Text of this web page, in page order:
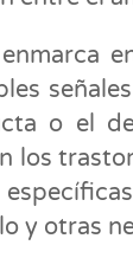
o el
los
y otras